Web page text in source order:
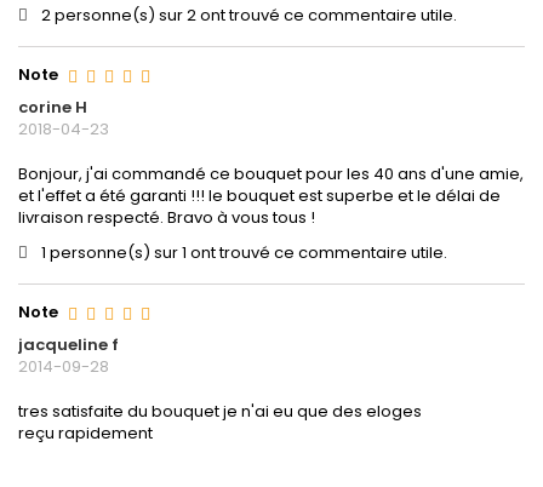
2 personne(s) sur 2 ont trouvé ce commentaire utile.
Note
corine H
2018-04-23
Bonjour, j'ai commandé ce bouquet pour les 40 ans d'une amie,
et l'effet a été garanti !!! le bouquet est superbe et le délai de
livraison respecté. Bravo à vous tous !
1 personne(s) sur 1 ont trouvé ce commentaire utile.
Note
jacqueline f
2014-09-28
tres satisfaite du bouquet je n'ai eu que des eloges
reçu rapidement